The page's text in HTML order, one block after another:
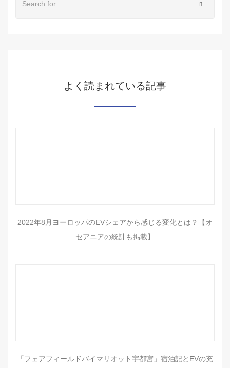
よく読まれている記事
2022年8月ヨーロッパのEVシェアから感じる変化とは？【オ
セアニアの統計も掲載】
「フェアフィールドバイマリオット宇都宮」宿泊記とEVの充